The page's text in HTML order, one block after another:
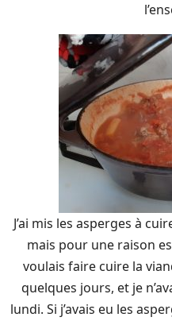
J’ai mis les asperges à
mais pour une raison
voulais faire cuire la
quelques jours, et je
lundi. Si j’avais eu les